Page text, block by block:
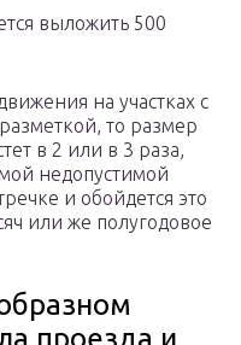
выложить 500
на участках с
то размер
в 2 или в 3 раза,
недопустимой
и обойдется это
или же полугодовое